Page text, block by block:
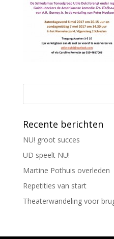
Recente berichten
NU! groot succes
UD speelt NU!
Martine Pothuis overleden
Repetities van start
Theaterwandeling voor